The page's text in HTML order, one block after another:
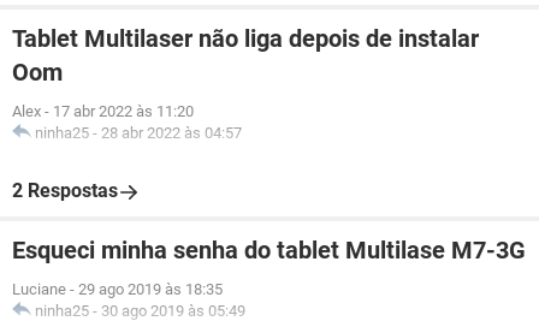
Tablet Multilaser não liga depois de instalar
Oom
Alex - 17 abr 2022 às 11:20
ninha25 - 28 abr 2022 às 04:57
2 Respostas
Esqueci minha senha do tablet Multilase M7-3G
Luciane - 29 ago 2019 às 18:35
ninha25 - 30 ago 2019 às 05:49